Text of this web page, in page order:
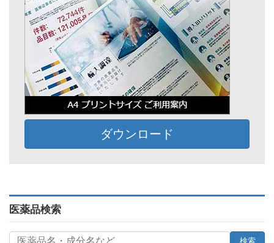
ダウンロード
医薬品検索